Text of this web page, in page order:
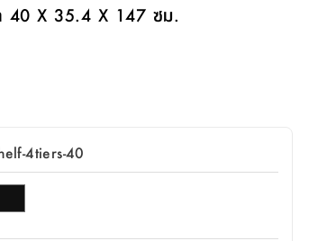
40 X 35.4 X 147 ซม.
4tiers-40